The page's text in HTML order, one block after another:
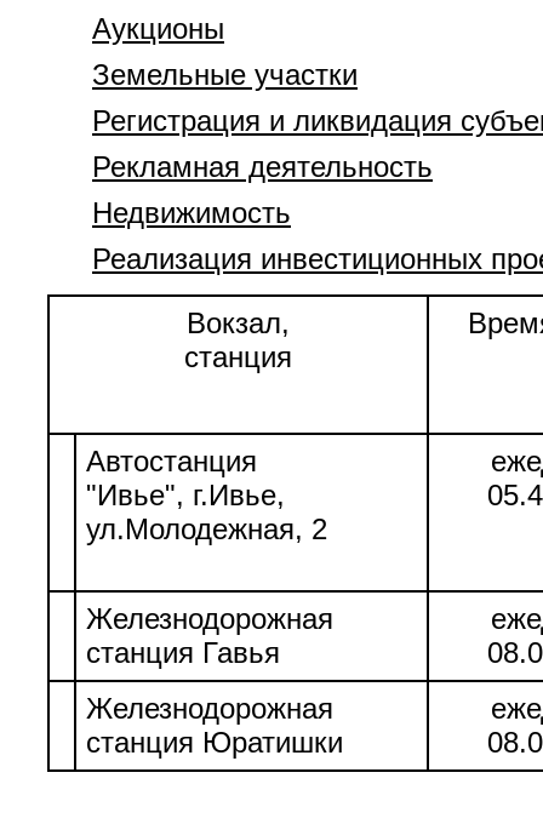
Аукционы
Земельные участки
Регистрация и ликвидация
Рекламная деятельность
Недвижимость
Реализация инвестиционных
Вокзал,
станция
Автостанция
"Ивье", г.Ивье,
ул.Молодежная, 2
Железнодорожная
станция Гавья
Железнодорожная
станция Юратишки